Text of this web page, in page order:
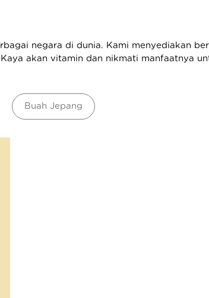
negara di dunia. Kami menyediakan
akan vitamin dan nikmati manfaatnya
Buah Jepang